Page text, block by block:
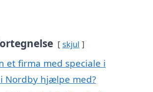
skjul
et firma med speciale i
hjælpe med?